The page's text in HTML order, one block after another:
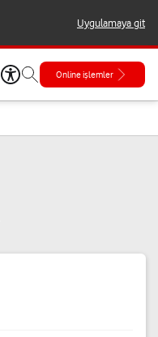
Uygulamaya git
Online işlemler